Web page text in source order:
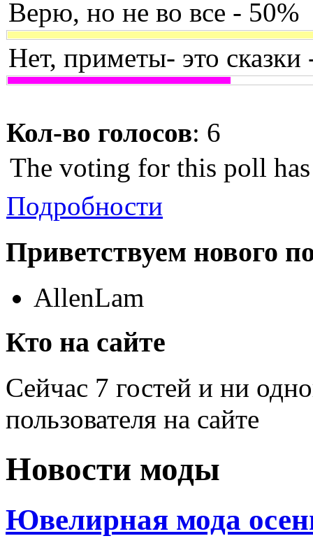
Верю, но не во все - 50%
Нет, приметы- это сказки
Кол-во голосов: 6
The voting for this poll
Подробности
Приветствуем нового
AllenLam
Кто на сайте
Сейчас 7 гостей и ни
пользователя на сайте
Новости моды
Ювелирная мода